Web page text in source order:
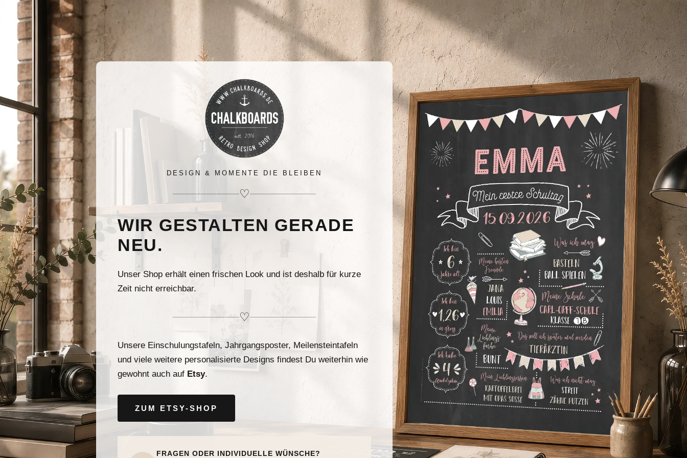
DESIGN & MOMENTE DIE BLEIBEN
♡
WIR GESTALTEN GERADE
NEU.
Unser Shop erhält einen frischen Look und ist deshalb für kurze
Zeit nicht erreichbar.
♡
Unsere Einschulungstafeln, Jahrgangsposter, Meilensteintafeln
und viele weitere personalisierte Designs findest Du weiterhin wie
gewohnt auch auf Etsy.
ZUM ETSY-SHOP
FRAGEN ODER INDIVIDUELLE WÜNSCHE?